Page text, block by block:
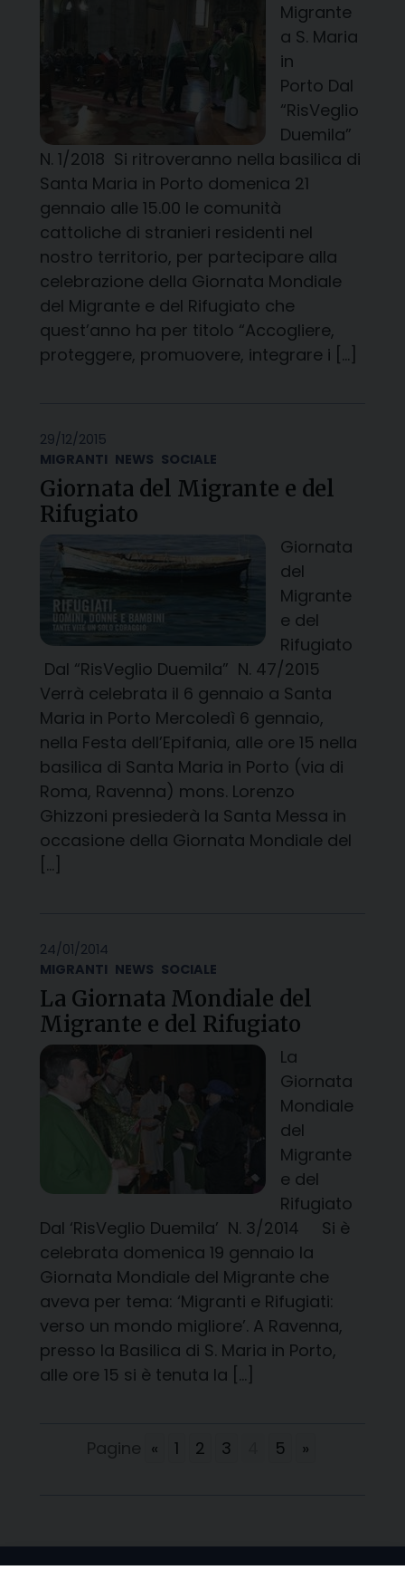
Migrante
a S. Maria
in
Porto Dal
“RisVeglio
Duemila”
N. 1/2018 Si ritroveranno nella basilica di
Santa Maria in Porto domenica 21
gennaio alle 15.00 le comunità
cattoliche di stranieri residenti nel
nostro territorio, per partecipare alla
celebrazione della Giornata Mondiale
del Migrante e del Rifugiato che
quest’anno ha per titolo “Accogliere,
proteggere, promuovere, integrare i […]
29/12/2015
MIGRANTI NEWS SOCIALE
Giornata del Migrante e del
Rifugiato
Giornata
del
Migrante
e del
Rifugiato
Dal “RisVeglio Duemila” N. 47/2015
Verrà celebrata il 6 gennaio a Santa
Maria in Porto Mercoledì 6 gennaio,
nella Festa dell’Epifania, alle ore 15 nella
basilica di Santa Maria in Porto (via di
Roma, Ravenna) mons. Lorenzo
Ghizzoni presiederà la Santa Messa in
occasione della Giornata Mondiale del
[…]
24/01/2014
MIGRANTI NEWS SOCIALE
La Giornata Mondiale del
Migrante e del Rifugiato
La
Giornata
Mondiale
del
Migrante
e del
Rifugiato
Dal ‘RisVeglio Duemila’ N. 3/2014 Si è
celebrata domenica 19 gennaio la
Giornata Mondiale del Migrante che
aveva per tema: ‘Migranti e Rifugiati:
verso un mondo migliore’. A Ravenna,
presso la Basilica di S. Maria in Porto,
alle ore 15 si è tenuta la […]
Pagine « 1 2 3 5 »